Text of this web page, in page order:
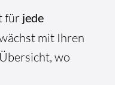
für jede
mit Ihren
wo